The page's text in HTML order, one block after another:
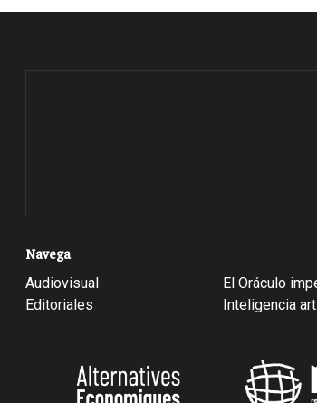
Navega
Audiovisual
Editoriales
El Oráculo
Inteligencia